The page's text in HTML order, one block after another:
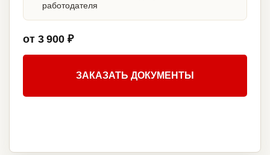
работодателя
от 3 900 ₽
ЗАКАЗАТЬ ДОКУМЕНТЫ